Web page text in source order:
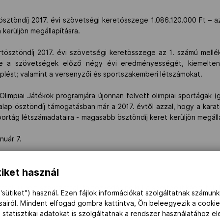
2017. évi szövetségi keretösszege 1.086.120.000 Ft –
megállapításra.
2017. évi szövetségi keretösszege az 1. számú
a szövetségek előző négy évi eredményességét,
valamint a versenyzői és sportszakemberi létszámokat.
Játékok programjára újonnan felvett olimpiai sportágak
ösztöndíj támogatásban már a 2017. évtől azzal, hogy a
létszámadataira - magasabb ösztöndíj keret kerüljön
7.
0 nem szavazattal, tartózkodás nélkül a sportpolitikáért
felhasználására vonatkozó szabályozás módosítását az
használ
használ. Ezen fájlok információkat szolgáltatnak
Mindent elfogad gombra kattintva, Ön beleegyezik a
statisztikai adatokat is szolgáltatnak a rendszer használatához